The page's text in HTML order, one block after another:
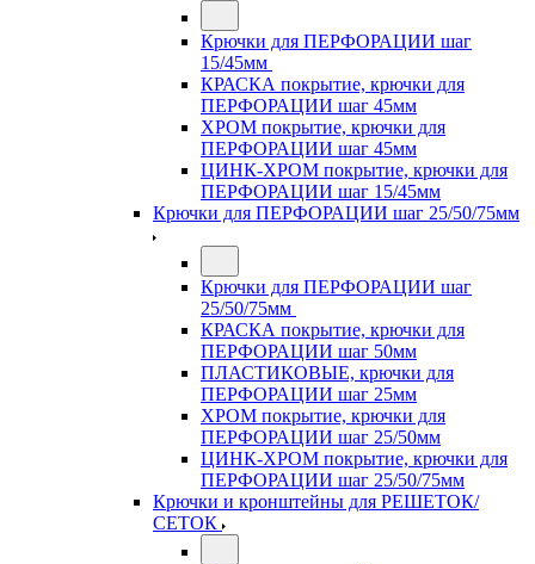
Крючки для ПЕРФОРАЦИИ шаг
15/45мм
КРАСКА покрытие, крючки для
ПЕРФОРАЦИИ шаг 45мм
ХРОМ покрытие, крючки для
ПЕРФОРАЦИИ шаг 45мм
ЦИНК-ХРОМ покрытие, крючки для
ПЕРФОРАЦИИ шаг 15/45мм
Крючки для ПЕРФОРАЦИИ шаг 25/50/75мм
Крючки для ПЕРФОРАЦИИ шаг
25/50/75мм
КРАСКА покрытие, крючки для
ПЕРФОРАЦИИ шаг 50мм
ПЛАСТИКОВЫЕ, крючки для
ПЕРФОРАЦИИ шаг 25мм
ХРОМ покрытие, крючки для
ПЕРФОРАЦИИ шаг 25/50мм
ЦИНК-ХРОМ покрытие, крючки для
ПЕРФОРАЦИИ шаг 25/50/75мм
Крючки и кронштейны для РЕШЕТОК/
СЕТОК